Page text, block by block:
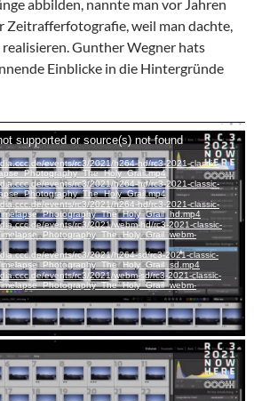
abbilden, nannte man vor Jahren
Zeitrafferfotografie, weil man dachte,
Gunther Wegner hats
Einblicke in die Hintergründe